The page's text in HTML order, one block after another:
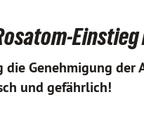
die Genehmigung der
und gefährlich!